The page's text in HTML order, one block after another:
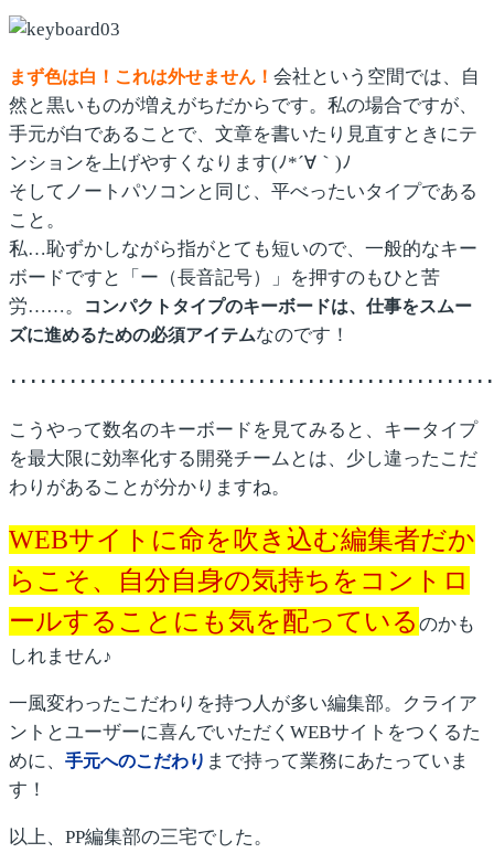
まず色は白！これは外せません！ 会社という空間では、自
然と黒いものが増えがちだからです。私の場合ですが、
手元が白であることで、文章を書いたり見直すときにテ
ンションを上げやすくなります(ﾉ*´∀｀)ﾉ
そしてノートパソコンと同じ、平べったいタイプである
こと。
私…恥ずかしながら指がとても短いので、一般的なキー
ボードですと「ー（長音記号）」を押すのもひと苦
労……。
コンパクトタイプのキーボードは、仕事をスムー
ズに進めるための必須アイテムなのです！
････････････････････････････････････････････････
こうやって数名のキーボードを見てみると、キータイプ
を最大限に効率化する開発チームとは、少し違ったこだ
わりがあることが分かりますね。
WEBサイトに命を吹き込む編集者だか
らこそ、自分自身の気持ちをコントロ
ールすることにも気を配っている のかも
しれません♪
一風変わったこだわりを持つ人が多い編集部。クライア
ントとユーザーに喜んでいただくWEBサイトをつくるた
めに、 手元へのこだわり まで持って業務にあたっていま
す！
以上、PP編集部の三宅でした。